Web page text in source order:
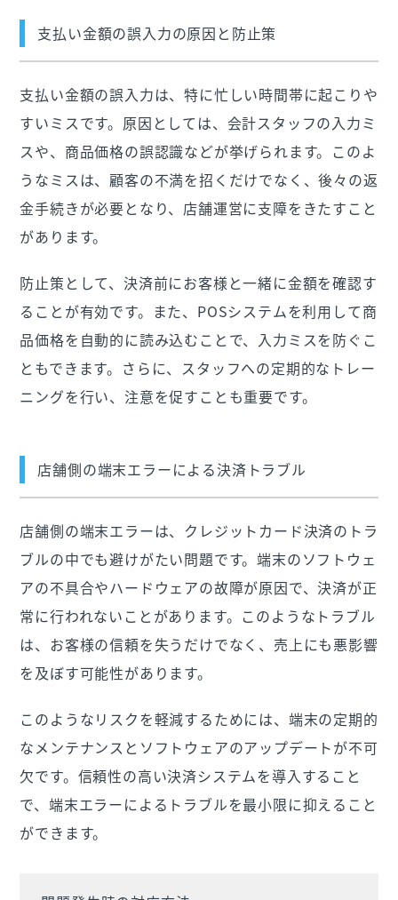
支払い金額の誤入力の原因と防止策
支払い金額の誤入力は、特に忙しい時間帯に起こりや
すいミスです。原因としては、会計スタッフの入力ミ
スや、商品価格の誤認識などが挙げられます。このよ
うなミスは、顧客の不満を招くだけでなく、後々の返
金手続きが必要となり、店舗運営に支障をきたすこと
があります。
防止策として、決済前にお客様と一緒に金額を確認す
ることが有効です。また、POSシステムを利用して商
品価格を自動的に読み込むことで、入力ミスを防ぐこ
ともできます。さらに、スタッフへの定期的なトレー
ニングを行い、注意を促すことも重要です。
店舗側の端末エラーによる決済トラブル
店舗側の端末エラーは、クレジットカード決済のトラ
ブルの中でも避けがたい問題です。端末のソフトウェ
アの不具合やハードウェアの故障が原因で、決済が正
常に行われないことがあります。このようなトラブル
は、お客様の信頼を失うだけでなく、売上にも悪影響
を及ぼす可能性があります。
このようなリスクを軽減するためには、端末の定期的
なメンテナンスとソフトウェアのアップデートが不可
欠です。信頼性の高い決済システムを導入すること
で、端末エラーによるトラブルを最小限に抑えること
ができます。